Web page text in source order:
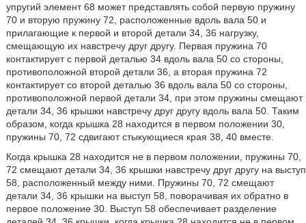
упругий элемент 68 может представлять собой первую пружину
70 и вторую пружину 72, расположенные вдоль вала 50 и
прилагающие к первой и второй детали 34, 36 нагрузку,
смещающую их навстречу друг другу. Первая пружина 70
контактирует с первой деталью 34 вдоль вала 50 со стороны,
противоположной второй детали 36, а вторая пружина 72
контактирует со второй деталью 36 вдоль вала 50 со стороны,
противоположной первой детали 34, при этом пружины смещают
детали 34, 36 крышки навстречу друг другу вдоль вала 50. Таким
образом, когда крышка 28 находится в первом положении 30,
пружины 70, 72 сдвигают стыкующиеся края 38, 40 вместе.
Когда крышка 28 находится не в первом положении, пружины 70,
72 смещают детали 34, 36 крышки навстречу друг другу на выступ
58, расположенный между ними. Пружины 70, 72 смещают
детали 34, 36 крышки на выступ 58, поворачивая их обратно в
первое положение 30. Выступ 58 обеспечивает разделение